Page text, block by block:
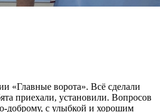
«Главные ворота». Всё сделали
приехали, установили. Вопросов
-доброму, с улыбкой и хорошим